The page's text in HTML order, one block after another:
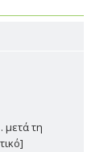
μετά τη